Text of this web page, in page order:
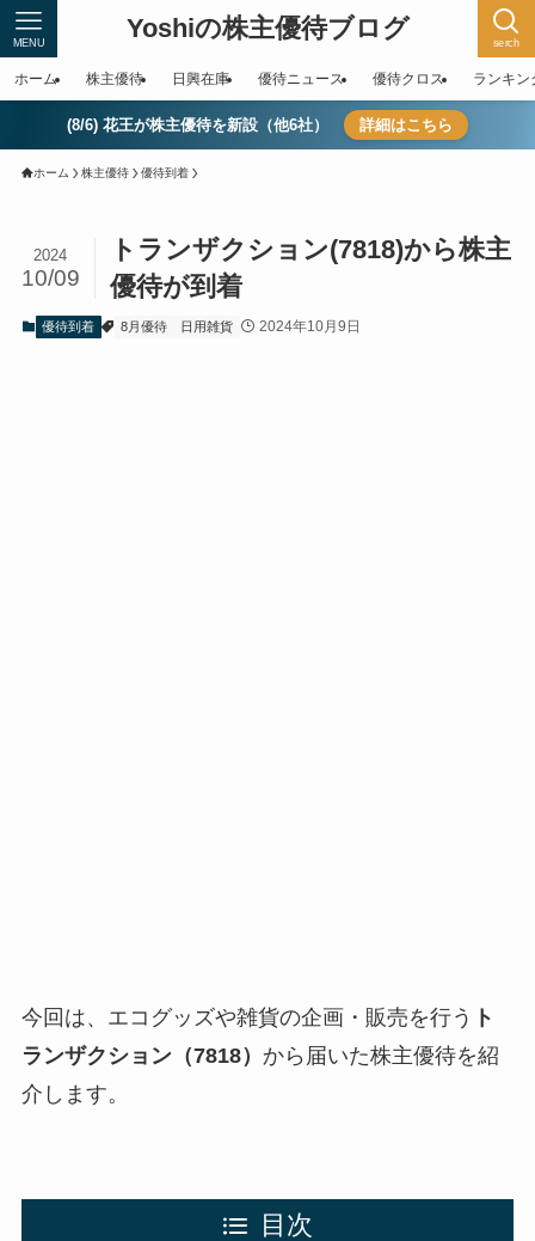
Yoshiの株主優待ブログ serch
MENU
ホーム 株主優待 日興在庫 優待ニュース 優待クロス ランキン
(8/6) 花王が株主優待を新設（他6社） 詳細はこちら
ホーム 株主優待 優待到着
トランザクション(7818)から株主
優待が到着
2024
10/09
優待到着 8月優待 日用雑貨 2024年10月9日
今回は、エコグッズや雑貨の企画・販売を行う ト
ランザクション（7818） から届いた株主優待を紹
介します。
目次